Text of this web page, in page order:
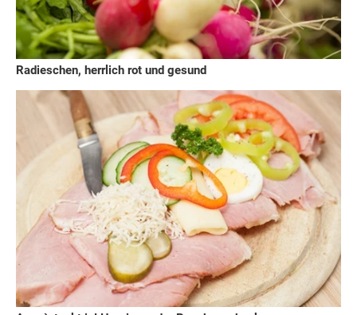
Radieschen, herrlich rot und gesund